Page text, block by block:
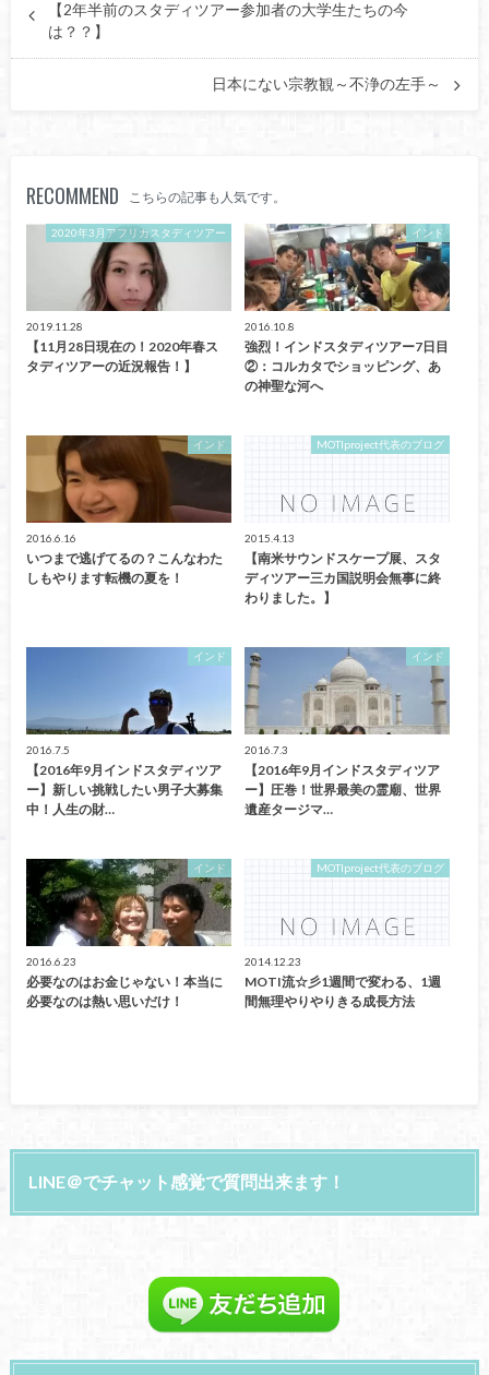
【2年半前のスタディツアー参加者の大学生たちの今
は？？】
日本にない宗教観～不浄の左手～
RECOMMEND こちらの記事も人気です。
2020年3月アフリカスタディツアー
2019.11.28
【11月28日現在の！2020年春ス
タディツアーの近況報告！】
インド
2016.10.8
強烈！インドスタディツアー7日目
②：コルカタでショッピング、あ
の神聖な河へ
インド
2016.6.16
いつまで逃げてるの？こんなわた
しもやります転機の夏を！
MOTIproject代表のブログ
2015.4.13
【南米サウンドスケープ展、スタ
ディツアー三カ国説明会無事に終
わりました。】
インド
2016.7.5
【2016年9月インドスタディツア
ー】新しい挑戦したい男子大募集
中！人生の財…
インド
2016.7.3
【2016年9月インドスタディツア
ー】圧巻！世界最美の霊廟、世界
遺産タージマ…
インド
2016.6.23
必要なのはお金じゃない！本当に
必要なのは熱い思いだけ！
MOTIproject代表のブログ
2014.12.23
MOTI流☆彡1週間で変わる、1週
間無理やりやりきる成長方法
LINE＠でチャット感覚で質問出来ます！